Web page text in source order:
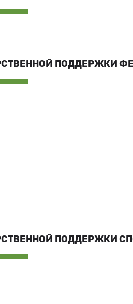
ПОДДЕРЖКИ
ПОДДЕРЖКИ